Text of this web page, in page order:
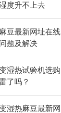
度升不上去
豆最新网址在线
题及解决
湿热试验机选购
吗？
湿热麻豆最新网